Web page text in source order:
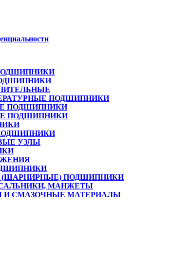
ПОДШИПНИКИ
ПОДШИПНИКИ
ПОДШИПНИКИ
УЗЛЫ
(ШАРНИРНЫЕ) ПОДШИПНИКИ
МАНЖЕТЫ
И СМАЗОЧНЫЕ МАТЕРИАЛЫ